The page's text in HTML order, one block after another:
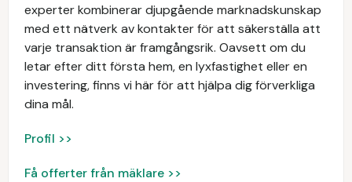
experter kombinerar djupgående marknadskunskap
med ett nätverk av kontakter för att säkerställa att
varje transaktion är framgångsrik. Oavsett om du
letar efter ditt första hem, en lyxfastighet eller en
investering, finns vi här för att hjälpa dig förverkliga
dina mål.
Profil >>
Få offerter från mäklare >>